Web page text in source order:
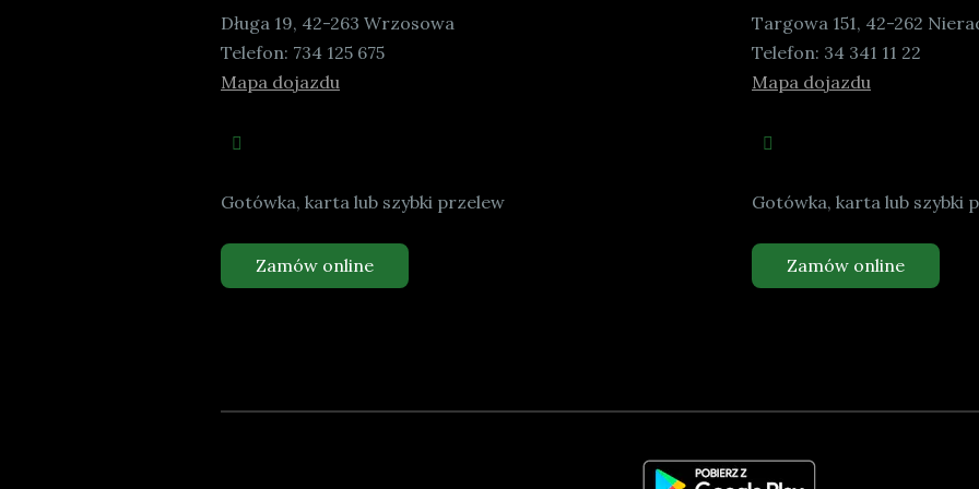
Długa 19, 42-263 Wrzosowa
Telefon: 734 125 675
Mapa dojazdu
Gotówka, karta lub szybki przelew
Zamów online
Targowa 151, 42-262
Telefon: 34 341 11 22
Mapa dojazdu
Gotówka, karta lub szybki
Zamów online